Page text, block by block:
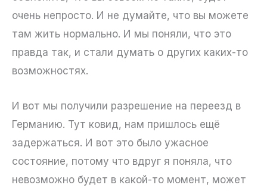
очень непросто. И не думайте, что вы можете
там жить нормально. И мы поняли, что это
правда так, и стали думать о других каких-то
возможностях.
И вот мы получили разрешение на переезд в
Германию. Тут ковид, нам пришлось ещё
задержаться. И вот это было ужасное
состояние, потому что вдруг я поняла, что
невозможно будет в какой-то момент, может